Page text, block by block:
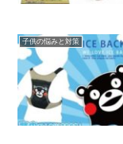
子供の悩みと対策